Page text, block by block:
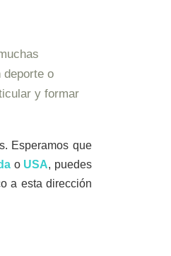
deporte o
y formar
Esperamos que
o USA, puedes
a esta dirección